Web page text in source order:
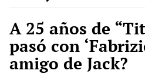
A 25 años de
pasó con
amigo de Jack?